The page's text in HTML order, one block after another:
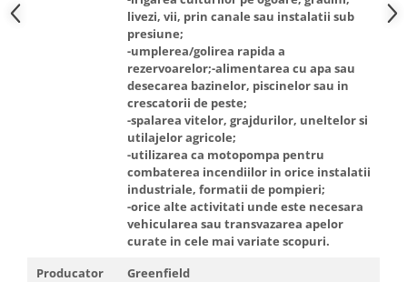
livezi, vii, prin canale sau instalatii sub
presiune;
-umplerea/golirea rapida a
rezervoarelor;-alimentarea cu apa sau
desecarea bazinelor, piscinelor sau in
crescatorii de peste;
-spalarea vitelor, grajdurilor, uneltelor si
utilajelor agricole;
-utilizarea ca motopompa pentru
combaterea incendiilor in orice instalatii
industriale, formatii de pompieri;
-orice alte activitati unde este necesara
vehicularea sau transvazarea apelor
curate in cele mai variate scopuri.
Producator
Greenfield